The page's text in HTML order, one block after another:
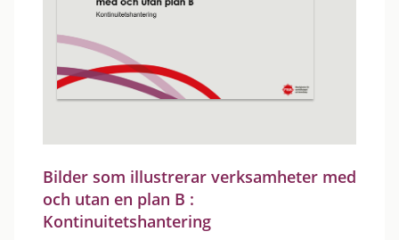
Bilder som illustrerar verksamheter med
och utan en plan B :
Kontinuitetshantering